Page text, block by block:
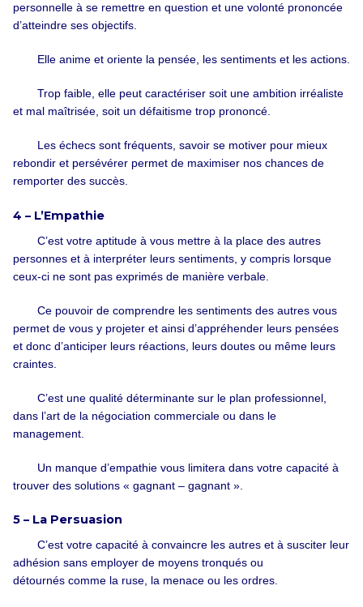
personnelle à se remettre en question et une volonté prononcée
d’atteindre ses objectifs.
Elle anime et oriente la pensée, les sentiments et les actions.
Trop faible, elle peut caractériser soit une ambition irréaliste
et mal maîtrisée, soit un défaitisme trop prononcé.
Les échecs sont fréquents, savoir se motiver pour mieux
rebondir et persévérer permet de maximiser nos chances de
remporter des succès.
4 – L’Empathie
C’est votre aptitude à vous mettre à la place des autres
personnes et à interpréter leurs sentiments, y compris lorsque
ceux-ci ne sont pas exprimés de manière verbale.
Ce pouvoir de comprendre les sentiments des autres vous
permet de vous y projeter et ainsi d’appréhender leurs pensées
et donc d’anticiper leurs réactions, leurs doutes ou même leurs
craintes.
C’est une qualité déterminante sur le plan professionnel,
dans l’art de la négociation commerciale ou dans le
management.
Un manque d’empathie vous limitera dans votre capacité à
trouver des solutions « gagnant – gagnant ».
5 – La Persuasion
C’est votre capacité à convaincre les autres et à susciter leur
adhésion sans employer de moyens tronqués ou
détournés comme la ruse, la menace ou les ordres.